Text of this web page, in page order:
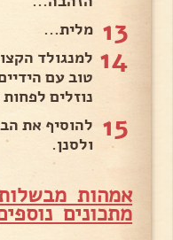
13 מלית...
14 למנגולד
טוב עם
נוזלים
15 להוסיף את
ולסנן.
אמהות
מתכונים